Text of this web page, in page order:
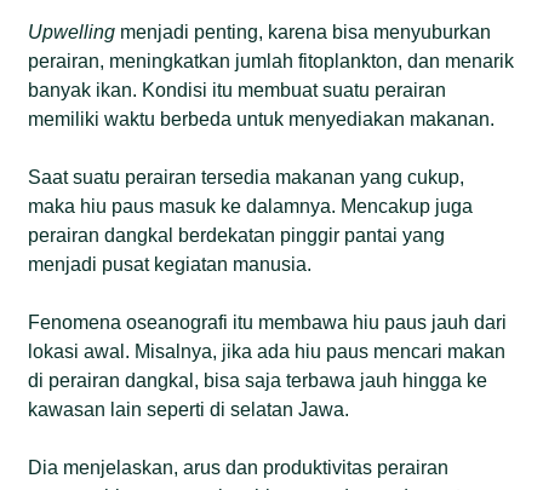
Upwelling menjadi penting, karena bisa menyuburkan
perairan, meningkatkan jumlah fitoplankton, dan menarik
banyak ikan. Kondisi itu membuat suatu perairan
memiliki waktu berbeda untuk menyediakan makanan.
Saat suatu perairan tersedia makanan yang cukup,
maka hiu paus masuk ke dalamnya. Mencakup juga
perairan dangkal berdekatan pinggir pantai yang
menjadi pusat kegiatan manusia.
Fenomena oseanografi itu membawa hiu paus jauh dari
lokasi awal. Misalnya, jika ada hiu paus mencari makan
di perairan dangkal, bisa saja terbawa jauh hingga ke
kawasan lain seperti di selatan Jawa.
Dia menjelaskan, arus dan produktivitas perairan